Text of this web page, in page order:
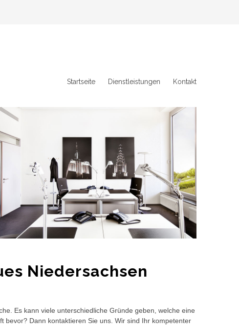
Startseite Dienstleistungen Kontakt
Niedersachsen
Es kann viele unterschiedliche Gründe geben, welche eine
bevor? Dann kontaktieren Sie uns. Wir sind Ihr kompetenter